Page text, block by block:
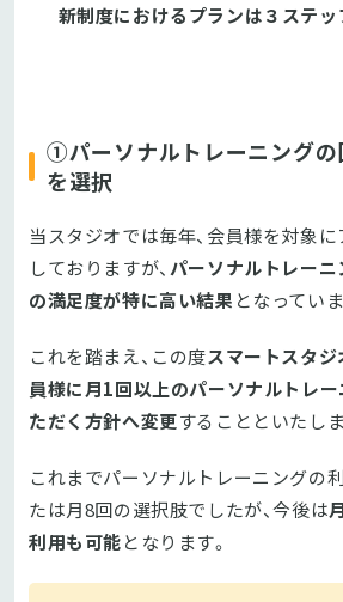
新制度におけるプランは３ステッ
①パーソナルトレーニングの
を選択
当スタジオでは毎年、会員様を対象
しておりますが、パーソナルトレー
の満足度が特に高い結果 となっていま
これを踏まえ、この度スマートスタジ
員様に月1回以上のパーソナルトレ
ただく方針へ変更することといたしま
これまでパーソナルトレーニングの
たは月8回の選択肢でしたが、今後は
利用も可能となります。